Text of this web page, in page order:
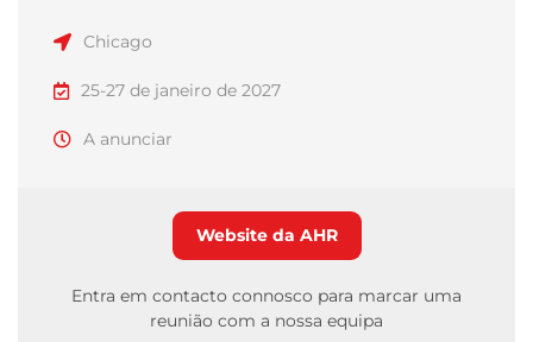
Chicago
25-27 de janeiro de 2027
A anunciar
Website da AHR
Entra em contacto connosco para marcar uma
reunião com a nossa equipa